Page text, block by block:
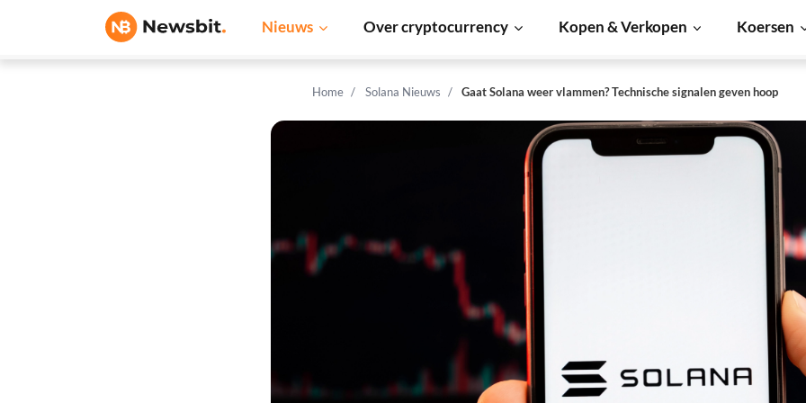
Nieuws Over cryptocurrency Kopen & Verkopen Koersen
Home Solana Nieuws Gaat Solana weer vlammen? Technische signalen geven hoop